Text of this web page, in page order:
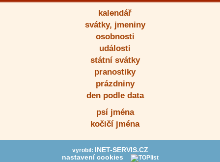
kalendář
svátky, jmeniny
osobnosti
události
státní svátky
pranostiky
prázdniny
den podle data
psí jména
kočičí jména
vyrobil:
INET-SERVIS.CZ
nastavení cookies